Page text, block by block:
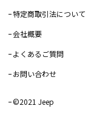
特定商取引法について
会社概要
よくあるご質問
お問い合わせ
©2021 Jeep